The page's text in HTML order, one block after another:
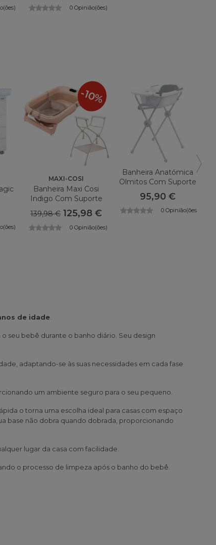
0 Opinião(ões)
MAXI-COSI
Banheira Maxi Cosi
Indigo Com Suporte
139,98 € 125,98 €
0 Opinião(ões)
-10%
Banheira Anatómica
Olmitos Com Suporte
95,90 €
0 Opinião(ões)
de idade
seu bebê durante o banho diário. Seu design
adaptando-se às suas necessidades em cada fase
um ambiente seguro para o seu pequeno.
o torna uma escolha ideal para casas com espaço
base não dobra quando dobrada, proporcionando
lugar da casa com facilidade.
o processo de limpeza após o banho do bebê.